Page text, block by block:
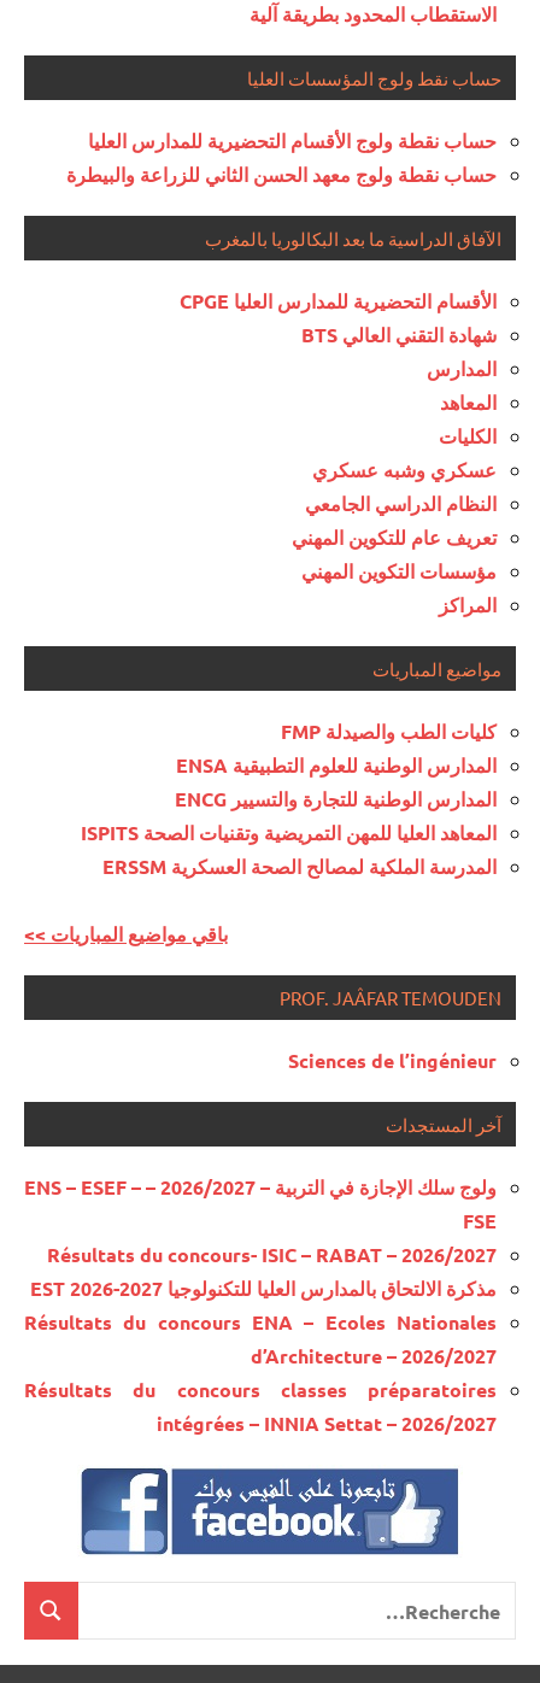
الاستقطاب المحدود بطريقة آلية
حساب نقط ولوج المؤسسات العليا
حساب نقطة ولوج الأقسام التحضيرية للمدارس العليا
حساب نقطة ولوج معهد الحسن الثاني للزراعة والبيطرة
الآفاق الدراسية ما بعد البكالوريا بالمغرب
الأقسام التحضيرية للمدارس العليا CPGE
شهادة التقني العالي BTS
المدارس
المعاهد
الكليات
عسكري وشبه عسكري
النظام الدراسي الجامعي
تعريف عام للتكوين المهني
مؤسسات التكوين المهني
المراكز
مواضيع المباريات
كليات الطب والصيدلة FMP
المدارس الوطنية للعلوم التطبيقية ENSA
المدارس الوطنية للتجارة والتسيير ENCG
المعاهد العليا للمهن التمريضية وتقنيات الصحة ISPITS
المدرسة الملكية لمصالح الصحة العسكرية ERSSM
<< باقي مواضيع المباريات
PROF. JAÂFAR TEMOUDEN
Sciences de l’ingénieur
آخر المستجدات
ولوج سلك الإجازة في التربية – 2026/2027 – ENS – ESEF –
FSE
Résultats du concours- ISIC – RABAT – 2026/2027
مذكرة الالتحاق بالمدارس العليا للتكنولوجيا EST 2026-2027
Résultats du concours ENA – Ecoles Nationales
d’Architecture – 2026/2027
Résultats du concours classes préparatoires
intégrées – INNIA Settat – 2026/2027
: